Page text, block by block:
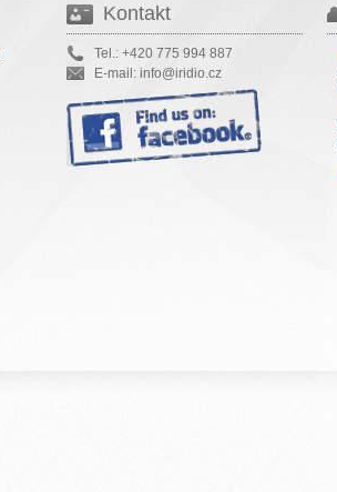
Kontakt
Tel.: +420 775 994 887
E-mail: info@iridio.cz